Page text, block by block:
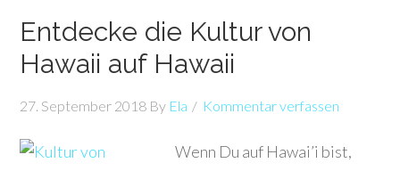
Entdecke die Kultur von
Hawaii auf Hawaii
27. September 2018 By Ela Kommentar verfassen
Wenn Du auf Hawai’i bist,